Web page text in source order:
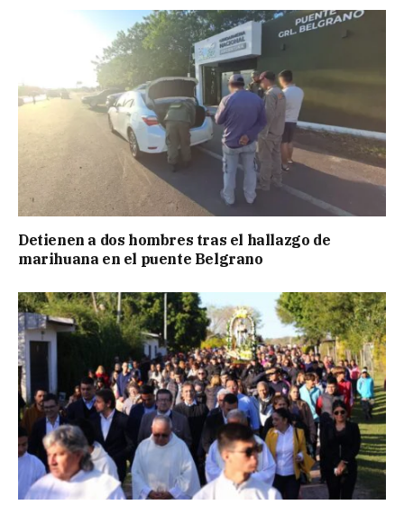
Detienen a dos hombres tras el hallazgo de
marihuana en el puente Belgrano